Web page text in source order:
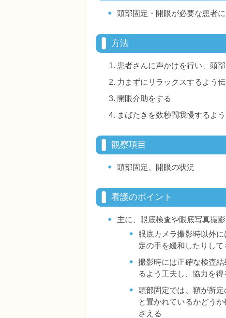
頭部固定・開眼が必要な患者
方法
患者さんに声かけを行い、頭
力まずにリラックスするよう
開眼介助をする
まばたきを数秒間我慢するよ
観察項目
頭部固定、開眼の状況
看護のポイント
主に、眼底検査や眼底写真撮影
眼底カメラ撮影時以外
定の手を緩和したりして
撮影時には正確な検査
るよう工夫し、協力を得
頭部固定では、額が所
と置かれているかどう
さえる